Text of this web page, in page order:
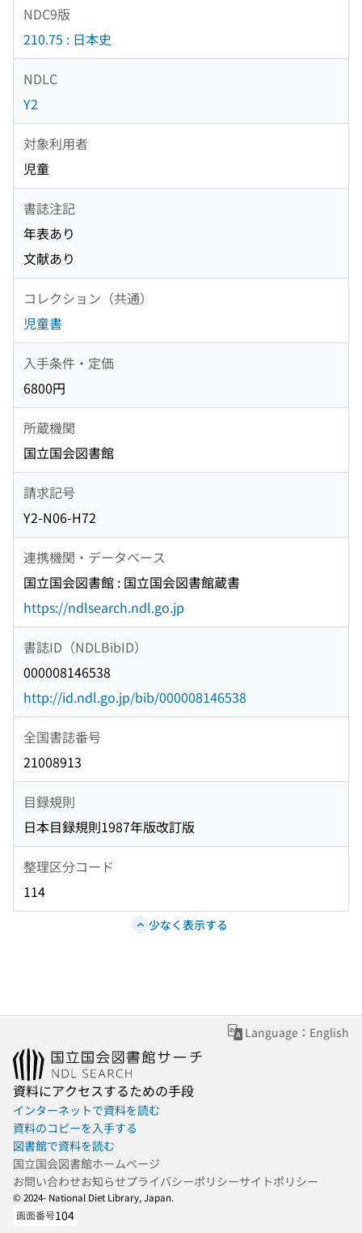
NDC9版
210.75 : 日本史
NDLC
Y2
対象利用者
児童
書誌注記
年表あり
文献あり
コレクション（共通）
児童書
入手条件・定価
6800円
所蔵機関
国立国会図書館
請求記号
Y2-N06-H72
連携機関・データベース
国立国会図書館 : 国立国会図書館蔵書
https://ndlsearch.ndl.go.jp
書誌ID（NDLBibID）
000008146538
http://id.ndl.go.jp/bib/000008146538
全国書誌番号
21008913
目録規則
日本目録規則1987年版改訂版
整理区分コード
114
少なく表示する
Language：English
資料にアクセスするための手段
インターネットで資料を読む
資料のコピーを入手する
図書館で資料を読む
国立国会図書館ホームページ
お問い合わせお知らせプライバシーポリシーサイトポリシー
© 2024- National Diet Library, Japan.
画面番号104